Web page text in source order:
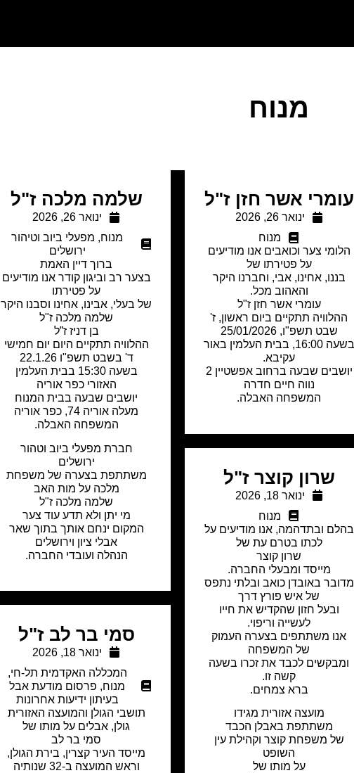
מנוח
עומרי אשר חזן ז"ל
ינואר 26, 2026
מנוח
הלומי צער וכואבים אנו מודיעים
על פטירתו של
בננו, אחינו, אבי, וחברנו היקר
והאהוב מכל.
עומרי אשר חזן ז"ל
ההלוויה תתקיים ביום ראשון, ז'
שבט תשפ"ו, 25/01/2026
בשעה 16:00, בבית העלמין באור
עקיבא.
יושבים שבעה ברחוב אפשטיין 2
נווה חיים חדרה
המשפחה האבלה.
שלמה מלכה ז"ל
ינואר 26, 2026
מנוח, מפעלי ביוב וטיהור
ירושלים
ברוך דיין האמת
בצער רב וביגון קודר אנו מודיעים
על פטירתו
של בעלי, אבינו, אחינו וסבנו היקר
שלמה מלכה ז"ל
בן דניז ז”ל
ההלוויה תתקיים היום יום חמישי
ד' בשבט תשפ"ו 22.1.26
בשעה 15:30 בבית העלמין
האזורי כפר אוריה
יושבים שבעה בבית המנוח
מעלה אוריה 74, כפר אוריה
המשפחה האבלה.
חברת מפעלי ביוב וטהור
ירושלים
משתתפת בצערה של משפחת
מלכה על מות האב
שלמה מלכה ז"ל
מי יתן ולא תדע עוד צער
המקום ינחם אותך בתוך שאר
אבלי ציון וירושלים
הנהלה ועובדי החברה.
שרון קוצר ז"ל
ינואר 18, 2026
מנוח
בהלם ובתדהמה, אנו מודיעים על
לכתו בטרם עת של
שרון קוצר
מייסד ומבעלי החברה.
מדובר באובדן כואב ובלתי נתפס
של איש פורץ דרך
ובעל חזון שהקדיש את חייו
לעשייה וריפוי.
אנו משתתפים בצערה העמוק
של המשפחה
ומבקשים לכבד את זכרו בשעה
קשה זו.
ברא צמחים.
מועצה אזורית מגידו
משתתפת באבלן הכבד
של משפחת קוצר וקהילת עין
השופט
על מותו של
סמי בר לב ז"ל
ינואר 18, 2026
המכללה האקדמית תל-חי,
מנוח, פרסום מודעת אבל
בעיתון ידיעות אחרונות
תושבי הגולן והמועצה האזורית
גולן, אבלים על מותו של
סמי בר לב
מייסד העיר קצרין, בירת הגולן,
וראש המועצה ב-32 שנותיה